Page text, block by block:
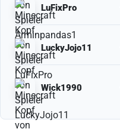
LuFixPro
LuckyJojo11
Wick1990